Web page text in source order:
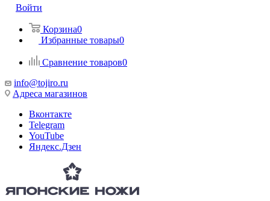
Войти
Корзина0
Избранные товары0
Сравнение товаров0
info@tojiro.ru
Адреса магазинов
Вконтакте
Telegram
YouTube
Яндекс.Дзен